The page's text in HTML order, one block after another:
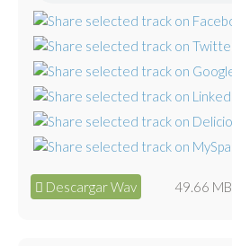
Descargar Wav 49.66 MB